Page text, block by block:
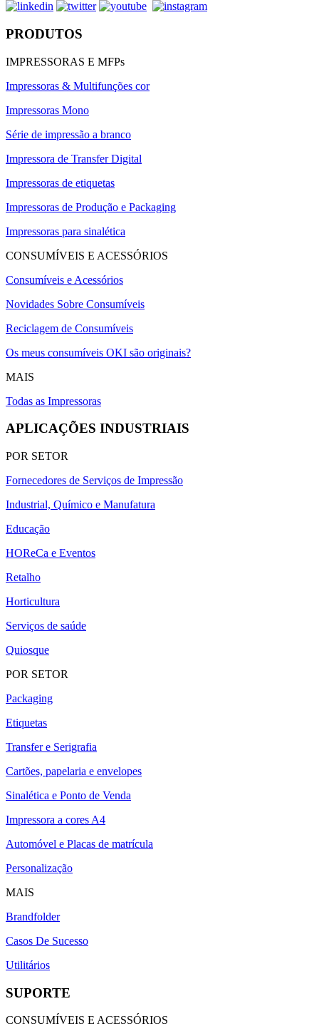
PRODUTOS
IMPRESSORAS E MFPs
Impressoras & Multifunções cor
Impressoras Mono
Série de impressão a branco
Impressora de Transfer Digital
Impressoras de etiquetas
Impressoras de Produção e Packaging
Impressoras para sinalética
CONSUMÍVEIS E ACESSÓRIOS
Consumíveis e Acessórios
Novidades Sobre Consumíveis
Reciclagem de Consumíveis
Os meus consumíveis OKI são originais?
MAIS
Todas as Impressoras
APLICAÇÕES INDUSTRIAIS
POR SETOR
Fornecedores de Serviços de Impressão
Industrial, Químico e Manufatura
Educação
HOReCa e Eventos
Retalho
Horticultura
Serviços de saúde
Quiosque
POR SETOR
Packaging
Etiquetas
Transfer e Serigrafia
Cartões, papelaria e envelopes
Sinalética e Ponto de Venda
Impressora a cores A4
Automóvel e Placas de matrícula
Personalização
MAIS
Brandfolder
Casos De Sucesso
Utilitários
SUPORTE
CONSUMÍVEIS E ACESSÓRIOS